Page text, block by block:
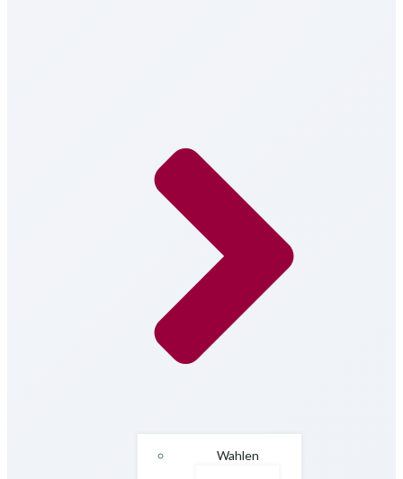
Wahlen